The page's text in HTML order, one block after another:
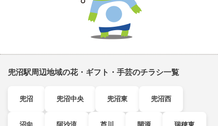
兜沼駅周辺地域の花・ギフト・手芸のチラシ一覧
兜沼 兜沼中央 兜沼東 兜沼西